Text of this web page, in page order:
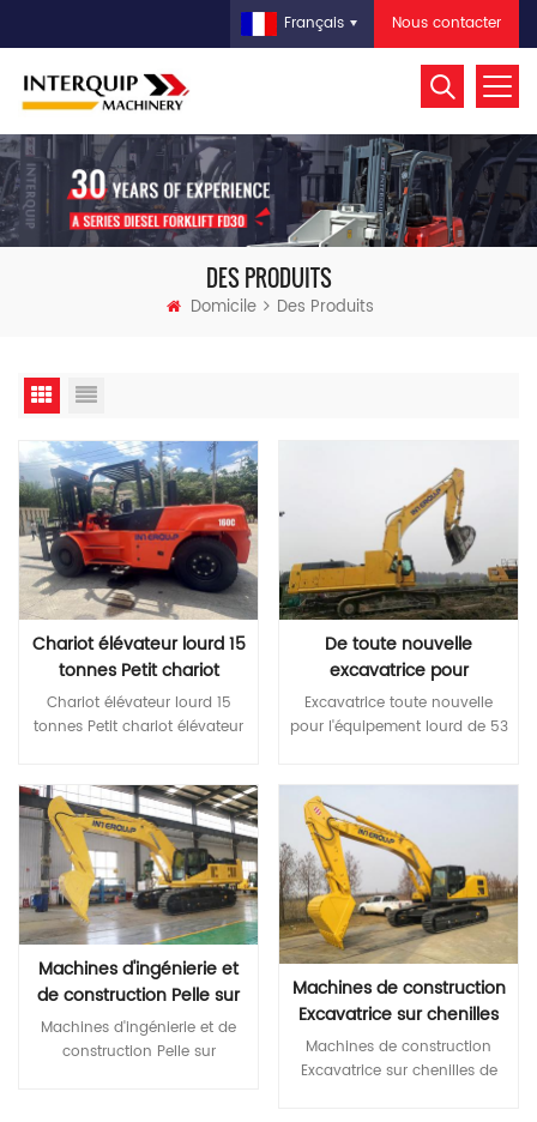
Nous contacter
Français
DES PRODUITS
Domicile Des Produits
Chariot élévateur lourd 15
tonnes Petit chariot
élévateur diesel 16 tonnes
Chariot élévateur lourd 15
tonnes Petit chariot élévateur
tonnes Article CPCD160 (C)
Caractéristiques Charge
nominale Kg 16000 Centre de
charge mm 600 Empattement
mm 3250 Poids Poids kg
18000 Châssis Spécifications
des pneus : avant 12h00-
20h00 Spécifications des
pneus : arrière 11h00-20h00
Quantité de pneus,
avant/arrière (roues X-drive)
4/2 Bande de roulement :
Lire La Suite
De toute nouvelle
excavatrice pour
l'équipement robuste de
Hard Rock 53 tonnes
Excavatrice toute nouvelle
pour l'équipement lourd de 53
haut de gamme Les moteurs
Isuzu sont conformes aux
émissions de stade III, à
l'économie de carburant et
d'énergie. Pompe principale
de marque internationale et
valve principale Les
composants hydrauliques de
la marque mondiale
garantissent une grande
fiabilité du système
hydraulique *Plus grande
Machines d'ingénierie et
de construction Pelle sur
chenilles de 51,5 tonnes à
vendre
Machines d'ingénierie et de construction Pelle sur chenilles de 51,5 tonnes à vendre * Configuration de base haut de gamme de première classe Les moteurs Isuzu sont conformes aux normes d'émissions Stage III, économisant ainsi du carburant et de l'énergie. Pompe principale et vanne principale de marque internationale Les composants hydrauliques de marque mondiale garantissent une grande fiabilité du système hydraulique * Une plus grande fiabilité et durabilité Corps robuste et haute résistance Pièces structurelles renforcées de la flèche, du bras et du godet * Un confort plus coordonné Nouvelle cabine très rigide, silencieuse et confortable Moniteur LCD couleur pour une surveillance et une maintenance pratiques Différents modes de travail et tailles optionnelles Caractéristiques MODÈLE Unité QIT 520,9 Poids opérationnel Tonne 51,5 Capacité du seau m³ 2,8-3,6 Modèle de moteur ISUZU6WG1 ​ CUMMINS QSM11 Puissance nominale kW/tr/min 300/1800 299/1800 Volume du réservoir de carburant L 650 Vitesse de voyage km/h 4,8/3,0 Vitesse de swing tr/min 8.6 Degré d'escalade maximum ° 70 Force d'arrachage du godet à puissance max ISO KN 298 Pression de mise à la terre moyenne KPA 86 Modèle de pompe hydraulique En ligne V90N230DP K5V212DPH Débit maximal L/min 414x2 385*2 Pression de réglage MPa 37 Volume du réservoir hydraulique L 335 Une longueur hors tout mm 11600 B Largeur hors tout mm 3340 C Hauteur totale （jusqu'au sommet de la flèche ） mm 4050 D Hauteur hors tout （jusqu'au sommet de la cabine ） mm 3280 E Garde au sol du contrepoids mm 1300 F Min. garde au sol mm 720 G Rayon de pivotement arrière mm 3845 H Longueur de mise à la terre du rail mm 4360 J Longueur de piste mm 5390 K Voie écartement mm 2740 L Largeur de voie mm 3340 Largeur des patins M mm 600 N Largeur du plateau tournant mm 3240 Ô Max. hauteur de fouille mm 10000 PMax . hauteur de déversement mm 6760 QMax . profondeur de creusement mm 6260 RMax . profondeur de creusement des murs verticaux mm 5620 SMax . profondeur de creusement pour un plan horizontal de 2,5 m mm 6070 TMax . portée de creusement mm 10580 U Portée d'excavation max. au niveau du sol mm 10360 VMin . rayon de rotation mm 4825 WMax . hauteur au rayon d'oscillation minimum mm 9250 X Distance du centre de rotation à l'arrière mm
Machines de construction
Excavatrice sur chenilles
de 37,5 tonnes
Équipement de
Machines de construction Excavatrice sur chenilles de 37,5 tonnes Équipement de construction d'excavatrice moyenne * Configuration de base haut de gamme de première classe Les moteurs Isuzu sont conformes aux normes d'émissions Stage III, économisant ainsi du carburant et de l'énergie. Pompe principale et vanne principale de marque internationale Les composants hydrauliques de marque mondiale garantissent une grande fiabilité du système hydraulique * Une plus grande fiabilité et durabilité Corps robuste et haute résistance Pièces structurelles renforcées de la flèche, du bras et du godet * Un confort plus coordonné Nouvelle cabine très rigide, silencieuse et confortable Moniteur LCD couleur pour une surveillance et une maintenance pratiques Différents modes de travail et tailles optionnelles Caractéristiques MODÈLE Unité QIT 390,9 Poids opérationnel Tonne 37,5 Capacité du seau m³ 1,6-1,9 Modèle de moteur 五十铃6HK1X Puissance nominale kW/tr/min 212/2000 Volume du réservoir de carburant L 595 Vitesse de voyage km/h 5.2/3.3 Vitesse de swing tr/min 8.5 Degré d'escalade maximum ° 70 Force d'arrachage du godet à puissance max ISO KN 256 Pression de mise à la terre moyenne KPA 70,8 Modèle de pompe hydraulique En ligne V90N180/KPM K5V160DT Débit maximal L/min 360x2/320x2 Pression de réglage MPa 37 Volume du réservoir hydraulique L 310 Une longueur hors tout mm 11150 B Largeur hors tout mm 3190 C Hauteur totale ( jusqu'au sommet de la flèche) mm 3280 D Hauteur hors tout （jusqu'au sommet de la cabine ） mm 3280 E Garde au sol du contrepoids mm 1210 F Min. garde au sol mm 495 G Rayon de pivotement arrière mm 3420 H Longueur de mise à la terre du rail mm 4030 J Longueur de piste mm 4955 K Voie écartement mm 2590 L Largeur de voie mm 3190 Largeur des patins M mm 600 N Largeur du plateau tournant mm 2995 Ô Max. hauteur de fouille mm 9800 PMax . hauteur de déversement mm 6830 QMax . profondeur de creusement mm 6890 RMax . profondeur de creusement des murs verticaux mm 6000 SMax . profondeur de creusement pour un plan horizontal de 2,5 m mm 6800 TMax . portée de creusement mm 10800 U Portée d'excavation max. au niveau du sol mm 10600 VMin . rayon de rotation mm 4285 WMax . hauteur au rayon d'oscillation minimum mm 8500 X Distance du centre de rotation à l'arrière mm 3420 Z Hauteur du contrepoids mm 2715